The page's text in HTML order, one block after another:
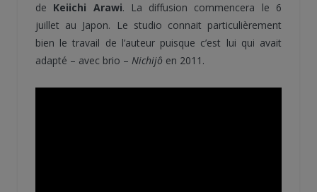
de Keiichi Arawi. La diffusion commencera le 6
juillet au Japon. Le studio connait particulièrement
bien le travail de l’auteur puisque c’est lui qui avait
adapté – avec brio – Nichijô en 2011.